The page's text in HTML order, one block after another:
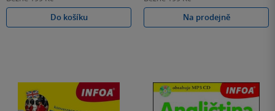
Do košíku
Na prodejně